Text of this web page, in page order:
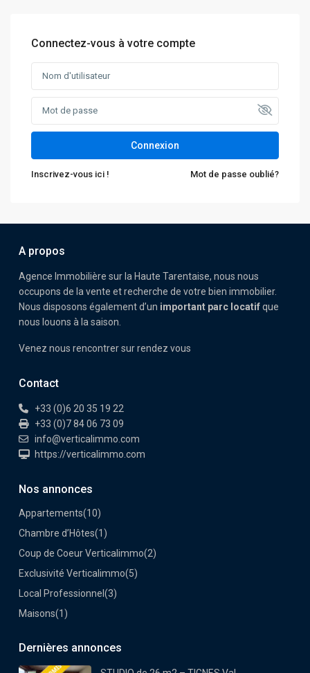
Connectez-vous à votre compte
Connexion
Inscrivez-vous ici ! Mot de passe oublié?
A propos
Agence Immobilière sur la Haute Tarentaise, nous nous
occupons de la vente et recherche de votre bien immobilier.
Nous disposons également d’un important parc locatifque
nous louons à la saison.
Venez nous rencontrer sur rendez vous
Contact
+33 (0)6 20 35 19 22
+33 (0)7 84 06 73 09
info@verticalimmo.com
https://verticalimmo.com
Nos annonces
Appartements(10)
Chambre d’Hôtes(1)
Coup de Coeur Verticalimmo(2)
Exclusivité Verticalimmo(5)
Local Professionnel(3)
Maisons(1)
Dernières annonces